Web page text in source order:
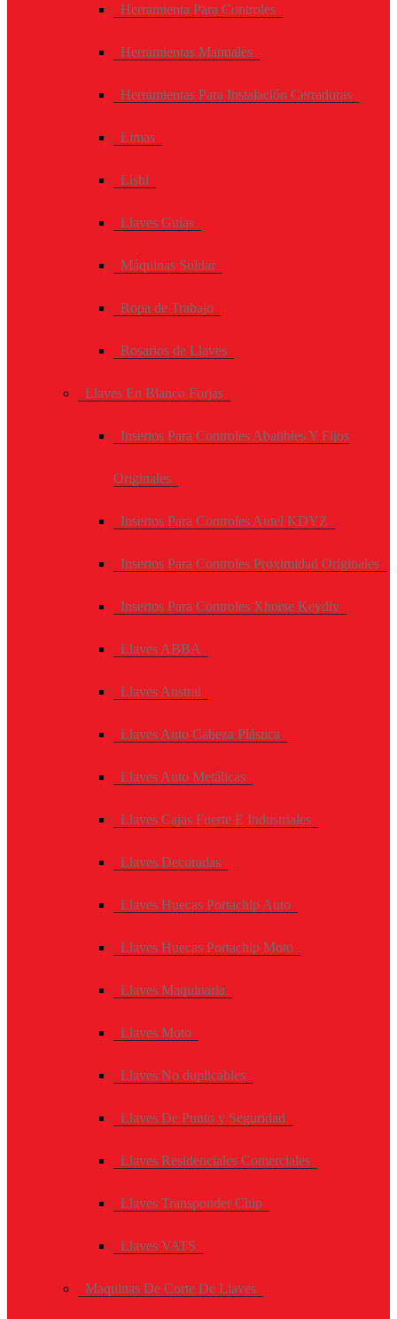
Herramienta Para Controles
Herramientas Manuales
Herramientas Para Instalación Cerraduras
Limas
Lishi
Llaves Guias
Máquinas Soldar
Ropa de Trabajo
Rosarios de Llaves
Llaves En Blanco Forjas
Insertos Para Controles Abatibles Y Fijos
Originales
Insertos Para Controles Autel KDYZ
Insertos Para Controles Proximidad Originales
Insertos Para Controles Xhorse Keydiy
Llaves ABBA
Llaves Austral
Llaves Auto Cabeza Plástica
Llaves Auto Metálicas
Llaves Cajas Fuerte E Industriales
Llaves Decoradas
Llaves Huecas Portachip Auto
Llaves Huecas Portachip Moto
Llaves Maquinaria
Llaves Moto
Llaves No duplicables
Llaves De Punto y Seguridad
Llaves Residenciales Comerciales
Llaves Transponder Chip
Llaves VATS
Maquinas De Corte De Llaves